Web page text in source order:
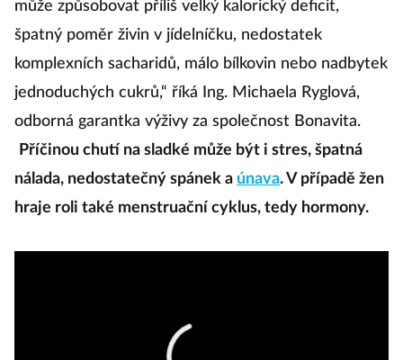
může způsobovat příliš velký kalorický deficit,
špatný poměr živin v jídelníčku, nedostatek
komplexních sacharidů, málo bílkovin nebo nadbytek
jednoduchých cukrů,“ říká Ing. Michaela Ryglová,
odborná garantka výživy za společnost Bonavita.
Příčinou chutí na sladké může být i stres, špatná
nálada, nedostatečný spánek a únava. V případě žen
hraje roli také menstruační cyklus, tedy hormony.